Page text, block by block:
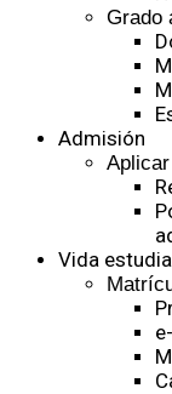
Grado
Admisión
Vida